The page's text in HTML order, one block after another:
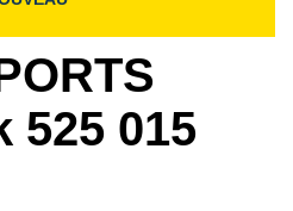
525 015